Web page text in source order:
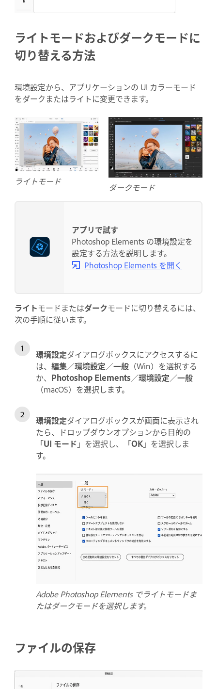
ライトモードおよびダークモードに
切り替える方法
環境設定から、アプリケーションの UI カラーモード
をダークまたはライトに変更できます。
ライトモード
ダークモード
アプリで試す
Photoshop Elements の環境設定を
設定する方法を説明します。
Photoshop Elements を開く
ライトモードまたはダークモードに切り替えるには、
次の手順に従います。
環境設定ダイアログボックスにアクセスするに
は、 編集／環境設定／一般 （Win）を選択する
か、 Photoshop Elements／環境設定／一般
（macOS）を選択します。
環境設定ダイアログボックスが画面に表示され
たら、ドロップダウンオプションから目的の
「UI モード 」を選択し、「OK」を選択しま
す。
Adobe Photoshop Elements でライトモードま
たはダークモードを選択します。
ファイルの保存